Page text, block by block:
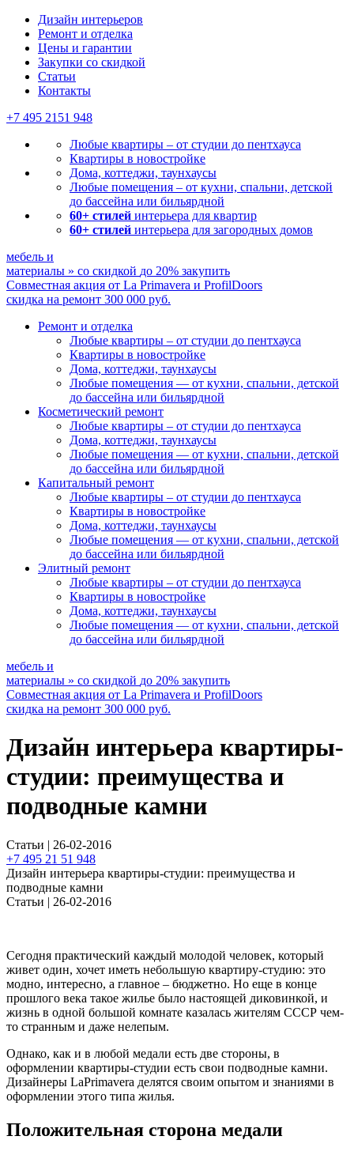
Дизайн интерьеров
Ремонт и отделка
Цены и гарантии
Закупки со скидкой
Статьи
Контакты
+7 495 2151 948
Любые квартиры – от студии до пентхауса
Квартиры в новостройке
Дома, коттеджи, таунхаусы
Любые помещения – от кухни, спальни, детской
до бассейна или бильярдной
60+ стилей интерьера для квартир
60+ стилей интерьера для загородных домов
мебель и
материалы » со скидкой до 20% закупить
Совместная акция от La Primavera и ProfilDoors
скидка на ремонт 300 000 руб.
Ремонт и отделка
Любые квартиры – от студии до пентхауса
Квартиры в новостройке
Дома, коттеджи, таунхаусы
Любые помещения — от кухни, спальни, детской
до бассейна или бильярдной
Косметический ремонт
Любые квартиры – от студии до пентхауса
Дома, коттеджи, таунхаусы
Любые помещения — от кухни, спальни, детской
до бассейна или бильярдной
Капитальный ремонт
Любые квартиры – от студии до пентхауса
Квартиры в новостройке
Дома, коттеджи, таунхаусы
Любые помещения — от кухни, спальни, детской
до бассейна или бильярдной
Элитный ремонт
Любые квартиры – от студии до пентхауса
Квартиры в новостройке
Дома, коттеджи, таунхаусы
Любые помещения — от кухни, спальни, детской
до бассейна или бильярдной
мебель и
материалы » со скидкой до 20% закупить
Совместная акция от La Primavera и ProfilDoors
скидка на ремонт 300 000 руб.
Дизайн интерьера квартиры-
студии: преимущества и
подводные камни
Статьи | 26-02-2016
+7 495 21 51 948
Дизайн интерьера квартиры-студии: преимущества и
подводные камни
Статьи | 26-02-2016
Сегодня практический каждый молодой человек, который
живет один, хочет иметь небольшую квартиру-студию: это
модно, интересно, а главное – бюджетно. Но еще в конце
прошлого века такое жилье было настоящей диковинкой, и
жизнь в одной большой комнате казалась жителям СССР чем-
то странным и даже нелепым.
Однако, как и в любой медали есть две стороны, в
оформлении квартиры-студии есть свои подводные камни.
Дизайнеры LaPrimavera делятся своим опытом и знаниями в
оформлении этого типа жилья.
Положительная сторона медали